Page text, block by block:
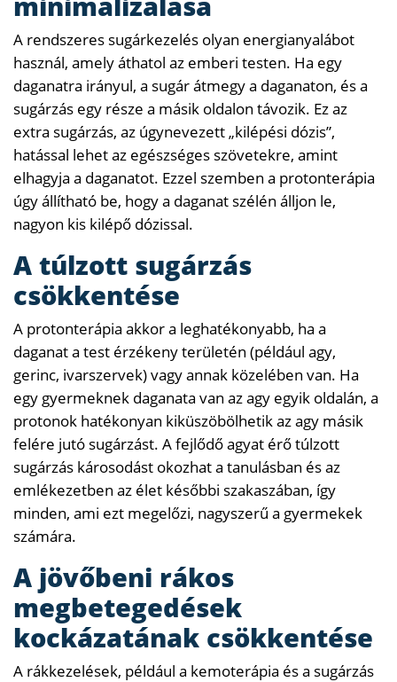
A rendszeres sugárkezelés olyan energianyalábot
használ, amely áthatol az emberi testen. Ha egy
daganatra irányul, a sugár átmegy a daganaton, és a
sugárzás egy része a másik oldalon távozik. Ez az
extra sugárzás, az úgynevezett „kilépési dózis”,
hatással lehet az egészséges szövetekre, amint
elhagyja a daganatot. Ezzel szemben a protonterápia
úgy állítható be, hogy a daganat szélén álljon le,
nagyon kis kilépő dózissal.
A túlzott sugárzás
csökkentése
A protonterápia akkor a leghatékonyabb, ha a
daganat a test érzékeny területén (például agy,
gerinc, ivarszervek) vagy annak közelében van. Ha
egy gyermeknek daganata van az agy egyik oldalán, a
protonok hatékonyan kiküszöbölhetik az agy másik
felére jutó sugárzást. A fejlődő agyat érő túlzott
sugárzás károsodást okozhat a tanulásban és az
emlékezetben az élet későbbi szakaszában, így
minden, ami ezt megelőzi, nagyszerű a gyermekek
számára.
A jövőbeni rákos
megbetegedések
kockázatának csökkentése
A rákkezelések, például a kemoterápia és a sugárzás